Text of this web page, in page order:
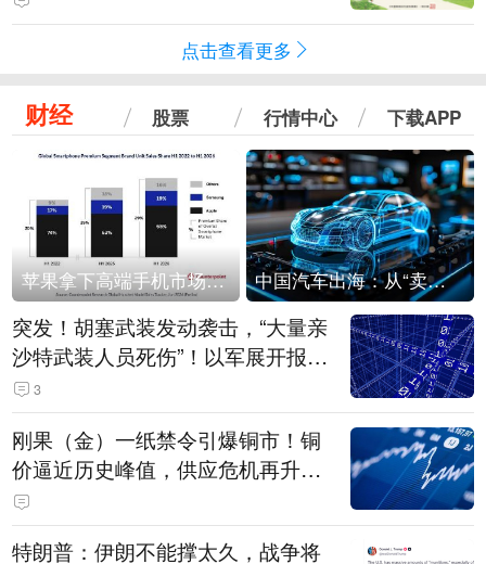
点击查看更多
财经 股票 行情中心 下载APP
苹果拿下高端手机市场65%的份额：iPhone 17系列功不可没 中国汽车出海：从“卖出去”到“走进去”
突发！胡塞武装发动袭击，“大量亲
沙特武装人员死伤”！以军展开报复
性空袭
3
刚果（金）一纸禁令引爆铜市！铜
价逼近历史峰值，供应危机再升
级？
特朗普：伊朗不能撑太久，战争将